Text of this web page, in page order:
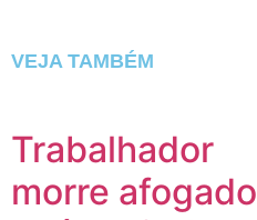
VEJA TAMBÉM
Trabalhador
morre afogado